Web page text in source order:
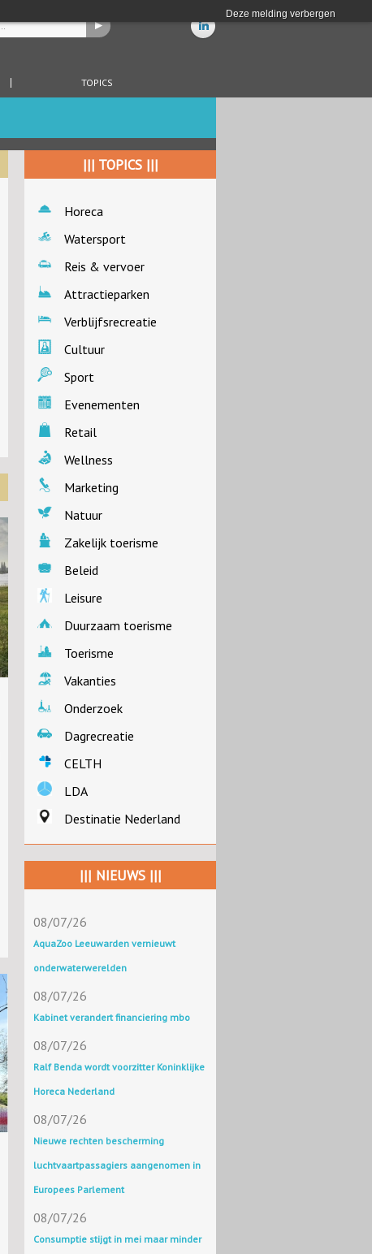
Deze melding verbergen
TOPICS
||| TOPICS |||
Horeca
Watersport
Reis & vervoer
Attractieparken
Verblijfsrecreatie
Cultuur
Sport
Evenementen
Retail
Wellness
Marketing
Natuur
Zakelijk toerisme
Beleid
Leisure
Duurzaam toerisme
Toerisme
Vakanties
Onderzoek
Dagrecreatie
CELTH
LDA
Destinatie Nederland
||| NIEUWS |||
08/07/26
AquaZoo Leeuwarden vernieuwt
onderwaterwerelden
08/07/26
Kabinet verandert financiering mbo
08/07/26
Ralf Benda wordt voorzitter Koninklijke
Horeca Nederland
08/07/26
Nieuwe rechten bescherming
luchtvaartpassagiers aangenomen in
Europees Parlement
08/07/26
Consumptie stijgt in mei maar minder